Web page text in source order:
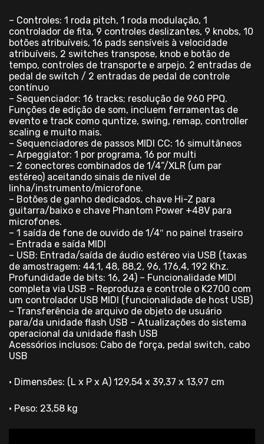
– Controles: 1 roda pitch, 1 roda modulação, 1
controlador de fita, 9 controles deslizantes, 9 knobs, 10
botões atribuíveis, 16 pads sensíveis à velocidade
atribuíveis, 2 switches transpose, knob e botão de
tempo, controles de transporte e arpejo. 2 entradas de
pedal de switch / 2 entradas de pedal de controle
contínuo
– Sequenciador: 16 tracks; resolução de 960 PPQ.
Funções de edição de som, incluem ferramentas de
evento e track como quntize, swing, remap, controller
scaling e muito mais.
– Sequenciadores de passos MIDI CC: 16 simultâneos
– Arpeggiator: 1 por programa, 16 por multi
– 2 conectores combinados de 1/4”/XLR (um par
estéreo) aceitando sinais de nível de
linha/instrumento/microfone.
– Botões de ganho dedicados, chave Hi-Z para
guitarra/baixo e chave Phantom Power +48V para
microfones.
– 1 saída de fone de ouvido de 1/4″ no painel traseiro
– Entrada e saída MIDI
– USB: Entrada/saída de áudio estéreo via USB (taxas
de amostragem: 44,1, 48, 88,2, 96, 176,4, 192 Khz.
Profundidade de bits: 16, 24) – Funcionalidade MIDI
completa via USB – Reproduza e controle o K2700 com
um controlador USB MIDI (funcionalidade de host USB)
– Transferência de arquivo de objeto de usuário
para/da unidade flash USB – Atualizações do sistema
operacional da unidade flash USB
Acessórios inclusos: Cabo de força, pedal switch, cabo
USB
• Dimensões: (L x P x A) 129,54 x 39,37 x 13,97 cm
• Peso: 23,58 kg